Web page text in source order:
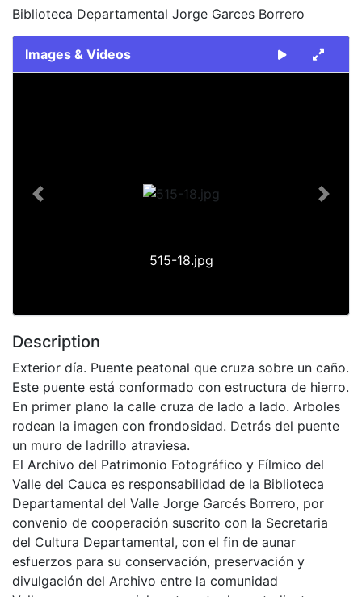
Biblioteca Departamental Jorge Garces Borrero
Images & Videos
515-18.jpg
Previous Next
Description
Exterior día. Puente peatonal que cruza sobre un caño.
Este puente está conformado con estructura de hierro.
En primer plano la calle cruza de lado a lado. Arboles
rodean la imagen con frondosidad. Detrás del puente
un muro de ladrillo atraviesa.
El Archivo del Patrimonio Fotográfico y Fílmico del
Valle del Cauca es responsabilidad de la Biblioteca
Departamental del Valle Jorge Garcés Borrero, por
convenio de cooperación suscrito con la Secretaria
del Cultura Departamental, con el fin de aunar
esfuerzos para su conservación, preservación y
divulgación del Archivo entre la comunidad